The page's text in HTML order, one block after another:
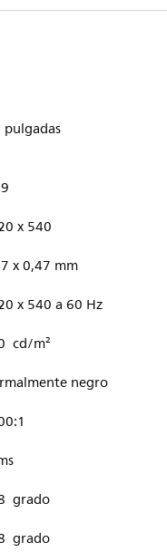
x 540
x 0,47 mm
x 540 a 60 Hz
cd/m²
negro
grado
grado